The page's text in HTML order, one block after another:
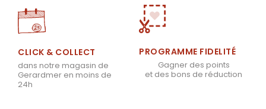
CLICK & COLLECT
dans notre magasin de
Gerardmer en moins de
24h
PROGRAMME FIDELITÉ
Gagner des points
et des bons de réduction